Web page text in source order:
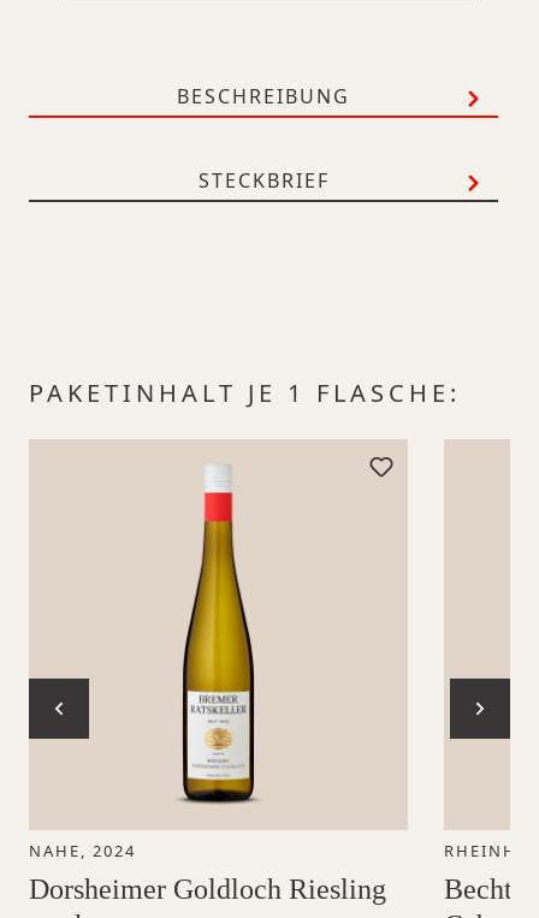
BESCHREIBUNG
STECKBRIEF
Produktgalerie überspringen
PAKETINHALT JE 1 FLASCHE:
NAHE, 2024
Dorsheimer Goldloch Riesling